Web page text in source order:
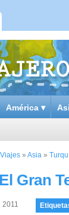
América ▾
Viajes » Asia »
Gran
2011